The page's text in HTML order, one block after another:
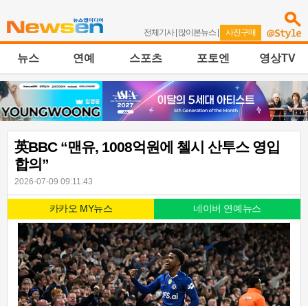
전체기사| 많이본뉴스 | 사진구매
뉴스 연예 스포츠 포토엔 영상TV
英BBC “맨유, 1008억원에 첼시 산투스 영입
합의”
2026-07-09 09:11:43
카카오 MY뉴스 네이버 연예뉴스